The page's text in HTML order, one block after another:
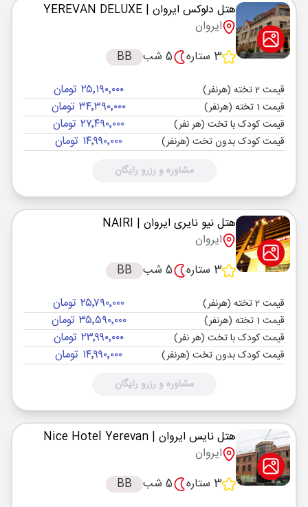
هتل دلوکس ایروان | YEREVAN DELUXE
ایروان
3 ستاره
5 شب BB
قیمت 2 تخته (هرنفر) ۲۵٬۱۹۰٬۰۰۰ تومان
قیمت 1 تخته (هرنفر) ۳۴٬۳۹۰٬۰۰۰ تومان
قیمت کودک با تخت (هر نفر) ۲۷٬۴۹۰٬۰۰۰ تومان
قیمت کودک بدون تخت (هرنفر) ۱۴٬۹۹۰٬۰۰۰ تومان
مشاوره و رزرو رایگان
هتل نیو نایری ایروان | NAIRI
ایروان
3 ستاره
5 شب BB
قیمت 2 تخته (هرنفر) ۲۵٬۷۹۰٬۰۰۰ تومان
قیمت 1 تخته (هرنفر) ۳۵٬۵۹۰٬۰۰۰ تومان
قیمت کودک با تخت (هر نفر) ۲۳٬۹۹۰٬۰۰۰ تومان
قیمت کودک بدون تخت (هرنفر) ۱۴٬۹۹۰٬۰۰۰ تومان
مشاوره و رزرو رایگان
هتل نایس ایروان | Nice Hotel Yerevan
ایروان
3 ستاره
5 شب BB